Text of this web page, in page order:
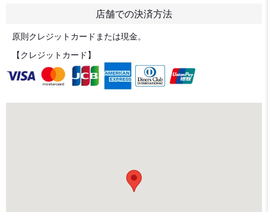
店舗での決済方法
原則クレジットカードまたは現金。
【クレジットカード】